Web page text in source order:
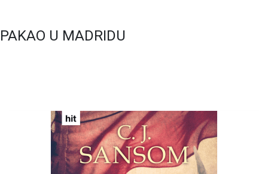
PAKAO U MADRIDU